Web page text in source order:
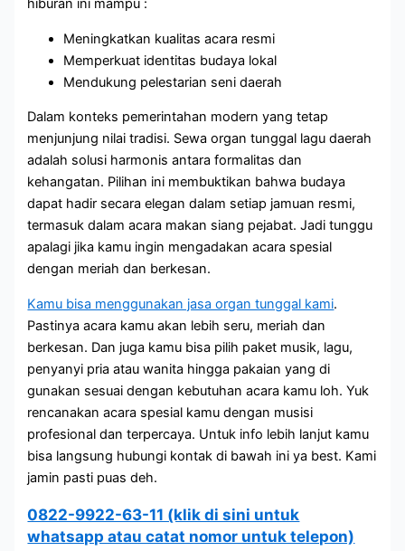
hiburan ini mampu :
Meningkatkan kualitas acara resmi
Memperkuat identitas budaya lokal
Mendukung pelestarian seni daerah
Dalam konteks pemerintahan modern yang tetap
menjunjung nilai tradisi. Sewa organ tunggal lagu daerah
adalah solusi harmonis antara formalitas dan
kehangatan. Pilihan ini membuktikan bahwa budaya
dapat hadir secara elegan dalam setiap jamuan resmi,
termasuk dalam acara makan siang pejabat. Jadi tunggu
apalagi jika kamu ingin mengadakan acara spesial
dengan meriah dan berkesan.
Kamu bisa menggunakan jasa organ tunggal kami.
Pastinya acara kamu akan lebih seru, meriah dan
berkesan. Dan juga kamu bisa pilih paket musik, lagu,
penyanyi pria atau wanita hingga pakaian yang di
gunakan sesuai dengan kebutuhan acara kamu loh. Yuk
rencanakan acara spesial kamu dengan musisi
profesional dan terpercaya. Untuk info lebih lanjut kamu
bisa langsung hubungi kontak di bawah ini ya best. Kami
jamin pasti puas deh.
0822-9922-63-11 (klik di sini untuk
whatsapp atau catat nomor untuk telepon)